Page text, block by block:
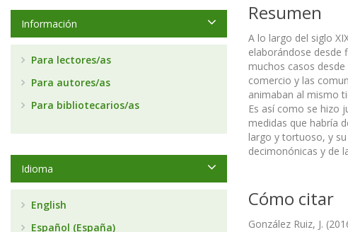
Resumen
A lo largo del siglo
elaborándose desde
muchos casos
comercio y las
animaban al mismo
Es así como se hizo
medidas que habría
largo y tortuoso, y
decimonónicas y de
Cómo citar
González Ruiz, J.
Información
Para lectores/as
Para autores/as
Para bibliotecarios/as
Idioma
English
Español (España)